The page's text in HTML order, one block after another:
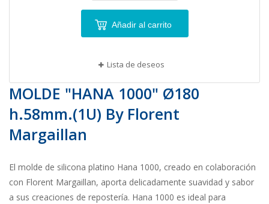
Añadir al carrito
Lista de deseos
MOLDE "HANA 1000" Ø180
h.58mm.(1U) By Florent
Margaillan
El molde de silicona platino Hana 1000, creado en colaboración
con Florent Margaillan, aporta delicadamente suavidad y sabor
a sus creaciones de repostería. Hana 1000 es ideal para